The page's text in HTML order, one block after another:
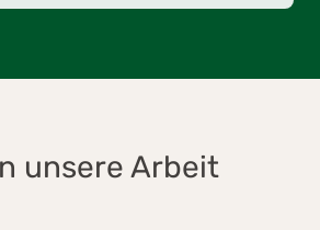
und Pneumatikpressen
Presse 5 t
unsere Arbeit